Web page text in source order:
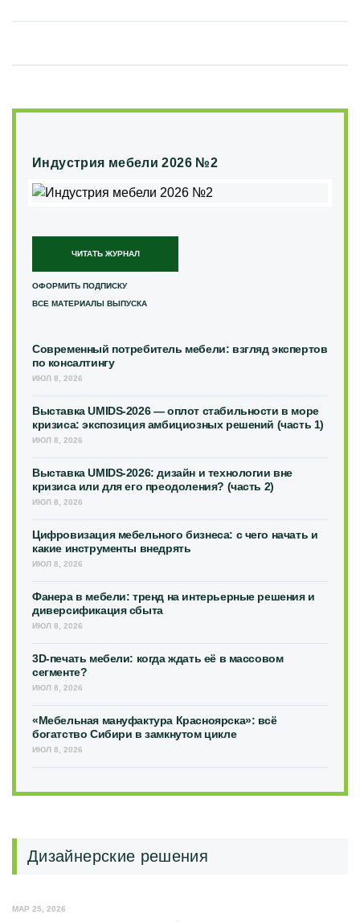
Индустрия мебели 2026 №2
ЧИТАТЬ ЖУРНАЛ
ОФОРМИТЬ ПОДПИСКУ
ВСЕ МАТЕРИАЛЫ ВЫПУСКА
Современный потребитель мебели: взгляд экспертов
по консалтингу
ИЮЛ 8, 2026
Выставка UMIDS-2026 — оплот стабильности в море
кризиса: экспозиция амбициозных решений (часть 1)
ИЮЛ 8, 2026
Выставка UMIDS-2026: дизайн и технологии вне
кризиса или для его преодоления? (часть 2)
ИЮЛ 8, 2026
Цифровизация мебельного бизнеса: с чего начать и
какие инструменты внедрять
ИЮЛ 8, 2026
Фанера в мебели: тренд на интерьерные решения и
диверсификация сбыта
ИЮЛ 8, 2026
3D-печать мебели: когда ждать её в массовом
сегменте?
ИЮЛ 8, 2026
«Мебельная мануфактура Красноярска»: всё
богатство Сибири в замкнутом цикле
ИЮЛ 8, 2026
Дизайнерские решения
МАР 25, 2026